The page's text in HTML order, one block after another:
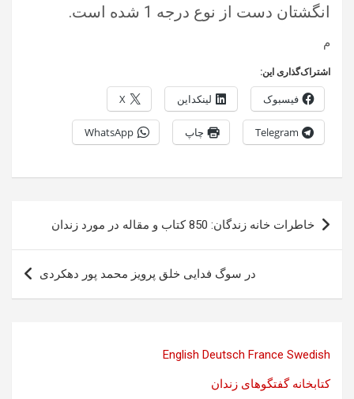
انگشتان دست از نوع درجه 1 شده است.
م
اشتراک‌گذاری این:
فیسبوک لینکداین X
Telegram چاپ WhatsApp
راهبری
نوشته
خاطرات خانه زندگان: 850 کتاب و مقاله در مورد زندان
در سوگ فدایی خلق پرویز محمد پور دهکردی
English Deutsch France Swedish
کتابخانه گفتگوهای زندان